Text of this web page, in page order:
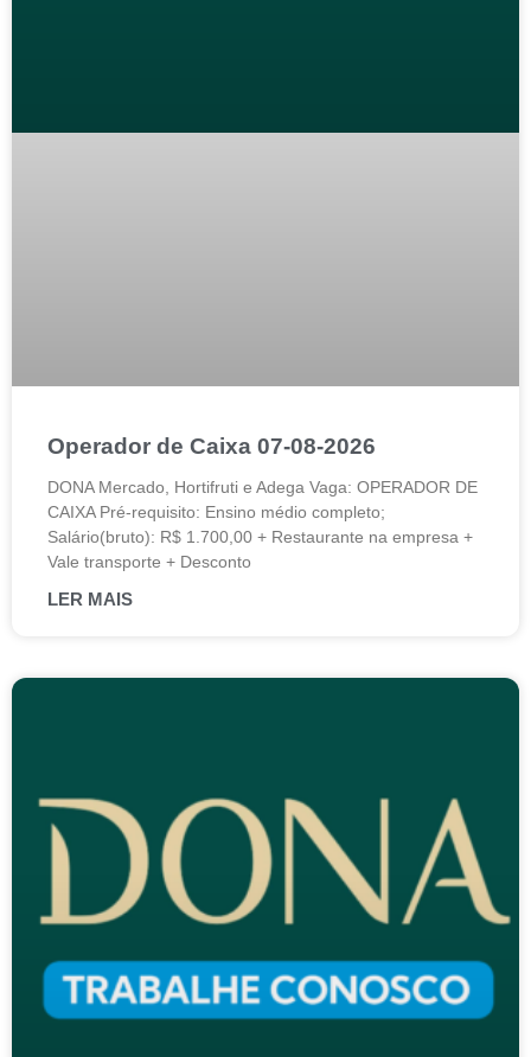
Operador de Caixa 07-08-2026
DONA Mercado, Hortifruti e Adega Vaga: OPERADOR DE
CAIXA Pré-requisito: Ensino médio completo;
Salário(bruto): R$ 1.700,00 + Restaurante na empresa +
Vale transporte + Desconto
LER MAIS